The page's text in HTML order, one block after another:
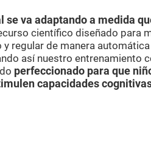
va adaptando a medida
científico diseñado para
regular de manera
así nuestro entrenamiento
perfeccionado para que
capacidades